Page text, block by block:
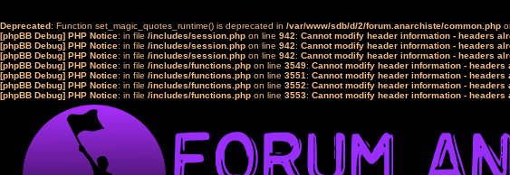
Deprecated: Function set_magic_quotes_runtime() is deprecated in /var/www/sdb/d/2/forum.anarchiste/common.php
[phpBB Debug] PHP Notice: in file /includes/session.php on line 942: Cannot modify header information - headers
[phpBB Debug] PHP Notice: in file /includes/session.php on line 942: Cannot modify header information - headers
[phpBB Debug] PHP Notice: in file /includes/session.php on line 942: Cannot modify header information - headers
[phpBB Debug] PHP Notice: in file /includes/functions.php on line 3549: Cannot modify header information -
[phpBB Debug] PHP Notice: in file /includes/functions.php on line 3551: Cannot modify header information -
[phpBB Debug] PHP Notice: in file /includes/functions.php on line 3552: Cannot modify header information -
[phpBB Debug] PHP Notice: in file /includes/functions.php on line 3553: Cannot modify header information -